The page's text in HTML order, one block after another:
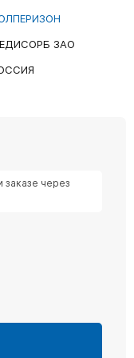
ЗАО
заказе через